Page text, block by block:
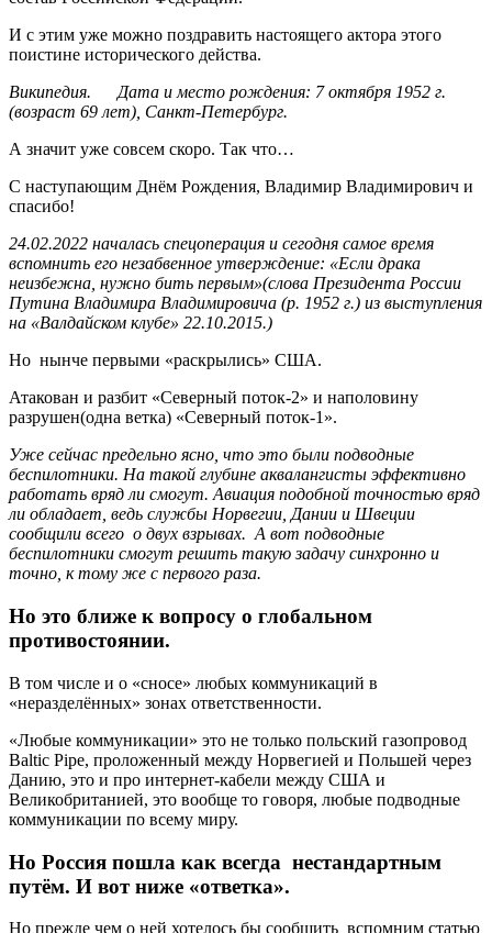
И с этим уже можно поздравить настоящего актора этого
поистине исторического действа.
Википедия. Дата и место рождения: 7 октября 1952 г.
(возраст 69 лет), Санкт-Петербург.
А значит уже совсем скоро. Так что…
С наступающим Днём Рождения, Владимир Владимирович и
спасибо!
24.02.2022 началась спецоперация и сегодня самое время
вспомнить его незабвенное утверждение: «Если драка
неизбежна, нужно бить первым»(слова Президента России
Путина Владимира Владимировича (р. 1952 г.) из выступления
на «Валдайском клубе» 22.10.2015.)
Но нынче первыми «раскрылись» США.
Атакован и разбит «Северный поток-2» и наполовину
разрушен(одна ветка) «Северный поток-1».
Уже сейчас предельно ясно, что это были подводные
беспилотники. На такой глубине аквалангисты эффективно
работать вряд ли смогут. Авиация подобной точностью вряд
ли обладает, ведь службы Норвегии, Дании и Швеции
сообщили всего о двух взрывах. А вот подводные
беспилотники смогут решить такую задачу синхронно и
точно, к тому же с первого раза.
Но это ближе к вопросу о глобальном
противостоянии.
В том числе и о «сносе» любых коммуникаций в
«неразделённых» зонах ответственности.
«Любые коммуникации» это не только польский газопровод
Baltic Pipe, проложенный между Норвегией и Польшей через
Данию, это и про интернет-кабели между США и
Великобританией, это вообще то говоря, любые подводные
коммуникации по всему миру.
Но Россия пошла как всегда нестандартным
путём. И вот ниже «ответка».
Но прежде чем о ней хотелось бы сообщить вспомним статью